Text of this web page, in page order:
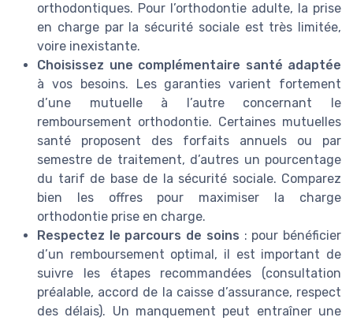
orthodontiques. Pour l’orthodontie adulte, la prise
en charge par la sécurité sociale est très limitée,
voire inexistante.
Choisissez une complémentaire santé adaptée
à vos besoins. Les garanties varient fortement
d’une mutuelle à l’autre concernant le
remboursement orthodontie. Certaines mutuelles
santé proposent des forfaits annuels ou par
semestre de traitement, d’autres un pourcentage
du tarif de base de la sécurité sociale. Comparez
bien les offres pour maximiser la charge
orthodontie prise en charge.
Respectez le parcours de soins : pour bénéficier
d’un remboursement optimal, il est important de
suivre les étapes recommandées (consultation
préalable, accord de la caisse d’assurance, respect
des délais). Un manquement peut entraîner une